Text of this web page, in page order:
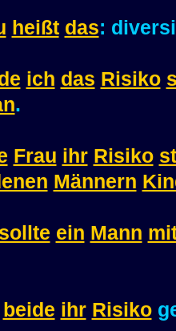
heißt das:
ich das Risiko
.
Frau ihr Risiko
Männern
sollte ein Mann
beide ihr Risiko